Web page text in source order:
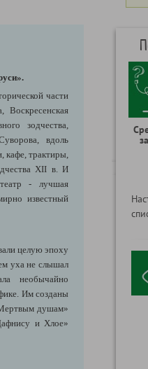
части
зодчества,
вдоль
кафе, трактиры,
XII в. И
- лучшая
известный
целую эпоху
уха не слышал
необычайно
Им созданы
душам»
и Хлое»